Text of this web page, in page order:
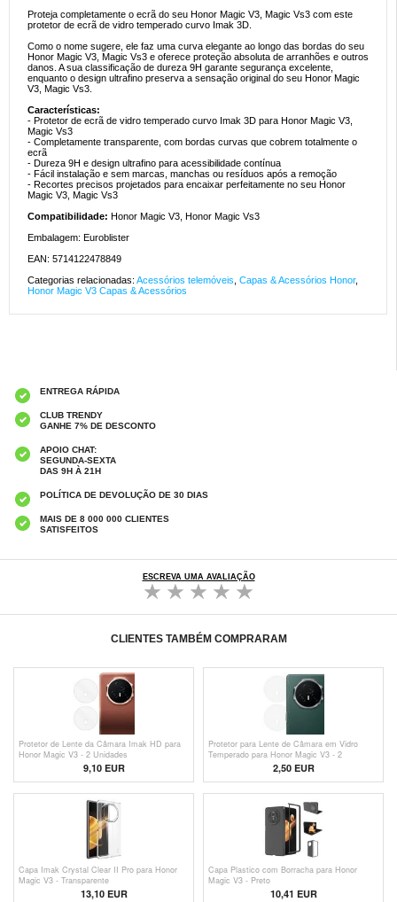
Proteja completamente o ecrã do seu Honor Magic V3, Magic Vs3 com este
protetor de ecrã de vidro temperado curvo Imak 3D.
Como o nome sugere, ele faz uma curva elegante ao longo das bordas do seu
Honor Magic V3, Magic Vs3 e oferece proteção absoluta de arranhões e outros
danos. A sua classificação de dureza 9H garante segurança excelente,
enquanto o design ultrafino preserva a sensação original do seu Honor Magic
V3, Magic Vs3.
Características:
- Protetor de ecrã de vidro temperado curvo Imak 3D para Honor Magic V3,
Magic Vs3
- Completamente transparente, com bordas curvas que cobrem totalmente o
ecrã
- Dureza 9H e design ultrafino para acessibilidade contínua
- Fácil instalação e sem marcas, manchas ou resíduos após a remoção
- Recortes precisos projetados para encaixar perfeitamente no seu Honor
Magic V3, Magic Vs3
Compatibilidade: Honor Magic V3, Honor Magic Vs3
Embalagem: Euroblister
EAN: 5714122478849
Categorias relacionadas: Acessórios telemóveis Capas & Acessórios Honor,
Honor Magic V3 Capas & Acessórios
ENTREGA RÁPIDA
CLUB TRENDY
GANHE 7% DE DESCONTO
APOIO CHAT:
SEGUNDA-SEXTA
DAS 9H À 21H
POLÍTICA DE DEVOLUÇÃO DE 30 DIAS
MAIS DE 8 000 000 CLIENTES
SATISFEITOS
ESCREVA UMA AVALIAÇÃO
CLIENTES TAMBÉM COMPRARAM
Protetor de Lente da Câmara Imak HD para
Honor Magic V3 - 2 Unidades
9,10 EUR
Protetor para Lente de Câmara em Vidro
Temperado para Honor Magic V3 - 2
2,50EUR
Capa Imak Crystal Clear II Pro para Honor
Magic V3 - Transparente
13,10 EUR
Capa Plastico com Borracha para Honor
Magic V3 - Preto
10,41 EUR